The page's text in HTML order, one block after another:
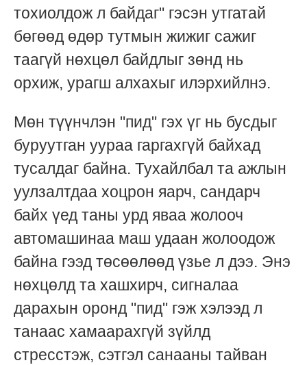
тохиолдож л байдаг" гэсэн утгатай
бөгөөд өдөр тутмын жижиг сажиг
таагүй нөхцөл байдлыг зөнд нь
орхиж, урагш алхахыг илэрхийлнэ.
Мөн түүнчлэн "пид" гэх үг нь бусдыг
буруутган уураа гаргахгүй байхад
тусалдаг байна. Тухайлбал та ажлын
уулзалтдаа хоцрон яарч, сандарч
байх үед таны урд яваа жолооч
автомашинаа маш удаан жолоодож
байна гээд төсөөлөөд үзье л дээ. Энэ
нөхцөлд та хашхирч, сигналаа
дарахын оронд "пид" гэж хэлээд л
танаас хамаарахгүй зүйлд
стресстэж, сэтгэл санааны тайван